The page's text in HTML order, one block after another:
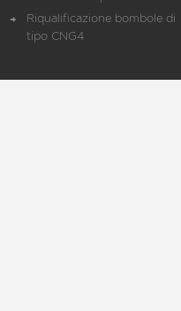
Riqualificazione bombole di
tipo CNG4